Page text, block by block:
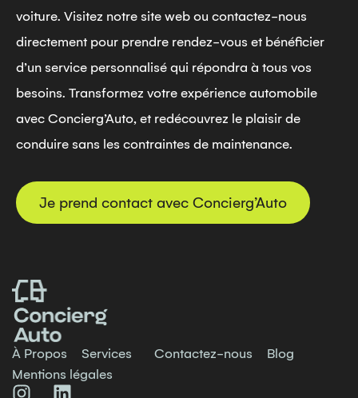
voiture. Visitez notre site web ou contactez-nous
directement pour prendre rendez-vous et bénéficier
d’un service personnalisé qui répondra à tous vos
besoins. Transformez votre expérience automobile
avec Concierg’Auto, et redécouvrez le plaisir de
conduire sans les contraintes de maintenance.
Je prend contact avec Concierg’Auto
À Propos Services Contactez-nous
Blog
Mentions légales